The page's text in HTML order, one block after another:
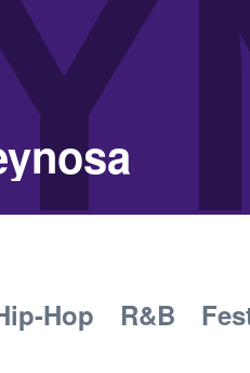
Hop R&B